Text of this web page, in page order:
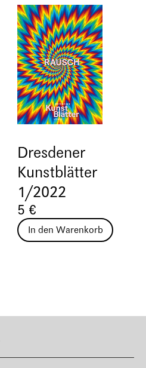
Dresdener
Kunstblätter
1/2022
5 €
In den Warenkorb